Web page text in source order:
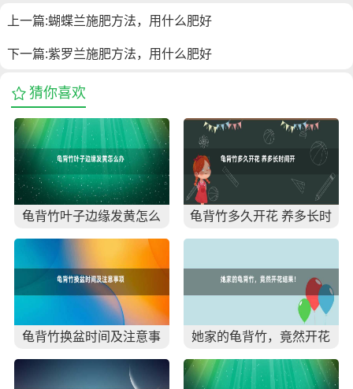
上一篇:蝴蝶兰施肥方法，用什么肥好
下一篇:紫罗兰施肥方法，用什么肥好
猜你喜欢
龟背竹叶子边缘发黄怎么
办
龟背竹多久开花 养多长时
间开花
龟背竹换盆时间及注意事
项
她家的龟背竹，竟然开花
结果！太惊讶了！